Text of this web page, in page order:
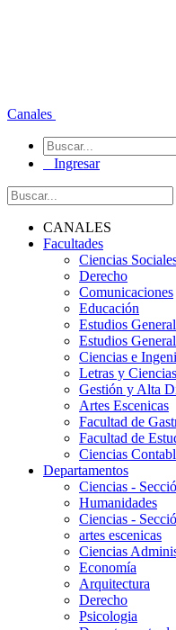
Canales
Ingresar
CANALES
Facultades
Ciencias
Derecho
Comunicaciones
Educación
Estudios
Estudios
Ciencias e
Letras y
Gestión y Alta
Artes Escenicas
Facultad de
Facultad de
Ciencias
Departamentos
Ciencias -
Humanidades
Ciencias -
artes escenicas
Ciencias
Economía
Arquitectura
Derecho
Psicologia